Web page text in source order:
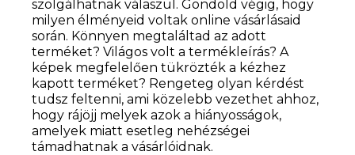
szolgálhatnak válaszul. Gondold végig, hogy
milyen élményeid voltak online vásárlásaid
során. Könnyen megtaláltad az adott
terméket? Világos volt a termékleírás? A
képek megfelelően tükrözték a kézhez
kapott terméket? Rengeteg olyan kérdést
tudsz feltenni, ami közelebb vezethet ahhoz,
hogy rájöjj melyek azok a hiányosságok,
amelyek miatt esetleg nehézségei
támadhatnak a vásárlóidnak.